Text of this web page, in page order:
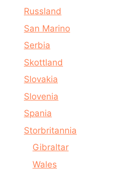
Russland
San Marino
Serbia
Skottland
Slovakia
Slovenia
Spania
Storbritannia
Gibraltar
Wales